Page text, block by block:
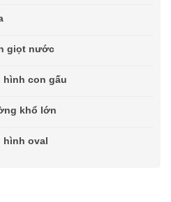
giọt nước
hình con gấu
khổ lớn
hình oval